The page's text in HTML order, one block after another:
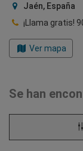
Jaén, España
¡Llama gratis!
Ver mapa
Se han